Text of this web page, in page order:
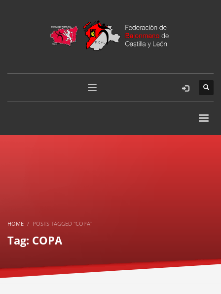
HOME POSTS TAGGED "COPA"
Tag: COPA